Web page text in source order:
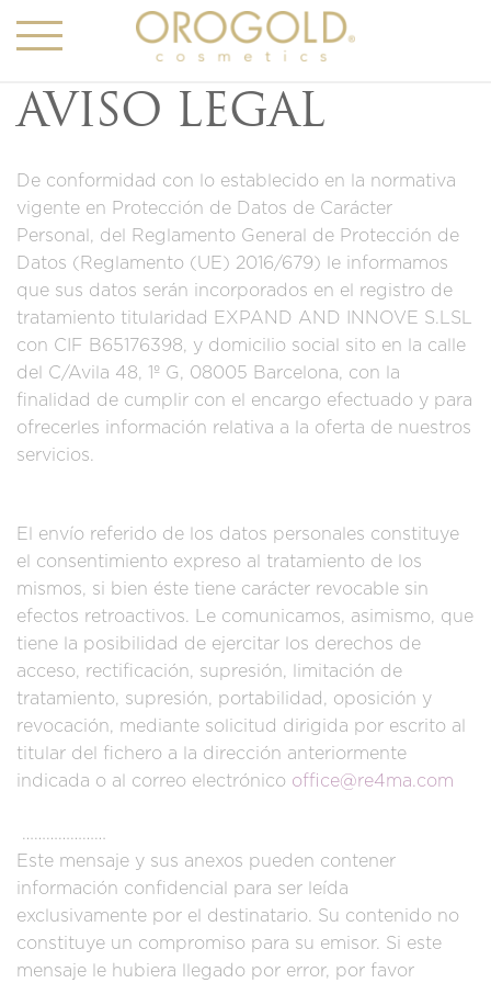
AVISO LEGAL
De conformidad con lo establecido en la normativa
vigente en Protección de Datos de Carácter
Personal, del Reglamento General de Protección de
Datos (Reglamento (UE) 2016/679) le informamos
que sus datos serán incorporados en el registro de
tratamiento titularidad EXPAND AND INNOVE S.LSL
con CIF B65176398, y domicilio social sito en la calle
del C/Avila 48, 1º G, 08005 Barcelona, con la
finalidad de cumplir con el encargo efectuado y para
ofrecerles información relativa a la oferta de nuestros
servicios.
El envío referido de los datos personales constituye
el consentimiento expreso al tratamiento de los
mismos, si bien éste tiene carácter revocable sin
efectos retroactivos. Le comunicamos, asimismo, que
tiene la posibilidad de ejercitar los derechos de
acceso, rectificación, supresión, limitación de
tratamiento, supresión, portabilidad, oposición y
revocación, mediante solicitud dirigida por escrito al
titular del fichero a la dirección anteriormente
indicada o al correo electrónico office@re4ma.com
…………………
Este mensaje y sus anexos pueden contener
información confidencial para ser leída
exclusivamente por el destinatario. Su contenido no
constituye un compromiso para su emisor. Si este
mensaje le hubiera llegado por error, por favor